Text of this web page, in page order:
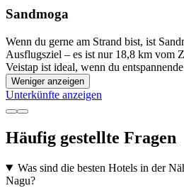
Sandmoga
Wenn du gerne am Strand bist, ist
Ausflugsziel – es ist nur 18,8 km vom
Veistap ist ideal, wenn du
Weniger anzeigen
Unterkünfte anzeigen
Häufig gestellte Fragen
Was sind die besten Hotels in der
Nagu?